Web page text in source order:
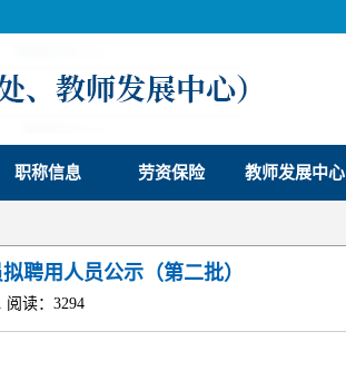
职称信息 劳资保险 教师发展中心
聘用人员公示（第二批）
读： 3294